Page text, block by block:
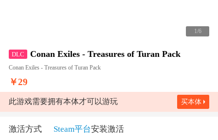
1/6
DLC Conan Exiles - Treasures of Turan Pack
Conan Exiles - Treasures of Turan Pack
￥29
此游戏需要拥有本体才可以游玩 买本体
激活方式 Steam平台安装激活